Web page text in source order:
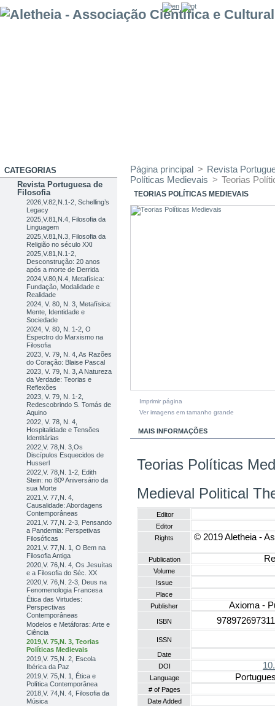
CATEGORIAS
Revista Portuguesa de
Filosofia
2026,V.82,N.1-2, Schelling’s
Legacy
2025,V.81,N.4, Filosofia da
Linguagem
2025,V.81,N.3, Filosofia da
Religião no século XXI
2025,V.81,N.1-2,
Desconstrução: 20 anos
após a morte de Derrida
2024,V.80,N.4, Metafísica:
Fundação, Modalidade e
Realidade
2024, V. 80, N. 3, Metafísica:
Mente, Identidade e
Sociedade
2024, V. 80, N. 1-2, O
Espectro do Marxismo na
Filosofia
2023, V. 79, N. 4, As Razões
do Coração: Blaise Pascal
2023, V. 79, N. 3, A Natureza
da Verdade: Teorias e
Reflexões
2023, V. 79, N. 1-2,
Redescobrindo S. Tomás de
Aquino
2022, V. 78, N. 4,
Hospitalidade e Tensões
Identitárias
2022,V. 78,N. 3,Os
Discípulos Esquecidos de
Husserl
2022,V. 78,N. 1-2, Edith
Stein: no 80º Aniversário da
sua Morte
2021,V. 77,N. 4,
Causalidade: Abordagens
Contemporâneas
2021,V. 77,N. 2-3, Pensando
a Pandemia: Perspetivas
Filosóficas
2021,V. 77,N. 1, O Bem na
Filosofia Antiga
2020,V. 76,N. 4, Os Jesuítas
e a Filosofia do Séc. XX
2020,V. 76,N. 2-3, Deus na
Fenomenologia Francesa
Ética das Virtudes:
Perspectivas
Contemporâneas
Modelos e Metáforas: Arte e
Ciência
2019,V. 75,N. 3, Teorias
Políticas Medievais
2019,V. 75,N. 2, Escola
Ibérica da Paz
2019,V. 75,N. 1, Ética e
Política Contemporânea
2018,V. 74,N. 4, Filosofia da
Música
Página principal > Revista
Políticas Medievais > Teorias
TEORIAS POLÍTICAS MEDIEVAIS
Imprimir página
Ver imagens em tamanho grande
MAIS INFORMAÇÕES
Teorias Políticas
Medieval Political
Editor
Editor
Rights
© 2019 Aletheia -
Publication
Volume
Issue
Place
Publisher
Axioma -
ISBN
ISSN
Date
DOI
Language
# of Pages
Date Added